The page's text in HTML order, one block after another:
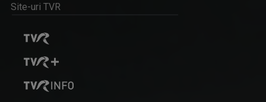
Site-uri TVR